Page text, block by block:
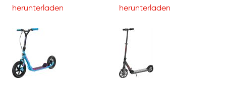
herunterladen
herunterladen